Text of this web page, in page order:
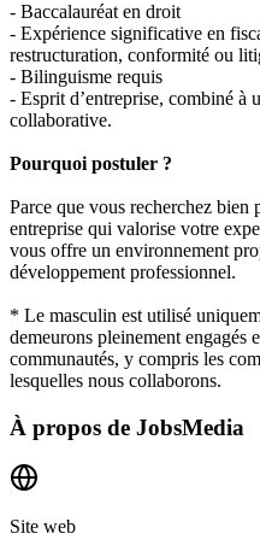
- Baccalauréat en droit
- Expérience significative en
restructuration, conformité ou
- Bilinguisme requis
- Esprit d’entreprise, combiné à
collaborative.
Pourquoi postuler ?
Parce que vous recherchez
entreprise qui valorise votre
vous offre un environnement
développement professionnel.
* Le masculin est utilisé
demeurons pleinement engagés
communautés, y compris les
lesquelles nous collaborons.
À propos de JobsMedia
Site web